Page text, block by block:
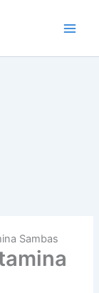
Sambas